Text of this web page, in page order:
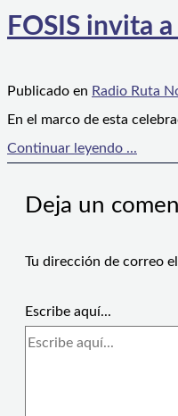
FOSIS invita
Publicado en Radio Ruta
En el marco de esta
Continuar leyendo ...
Deja un
Tu dirección de correo
Escribe aquí...